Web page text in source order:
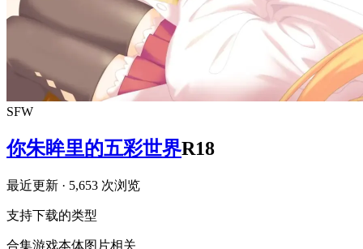
SFW
你朱眸里的五彩世界R18
最近更新 · 5,653 次浏览
支持下载的类型
合集游戏本体图片相关